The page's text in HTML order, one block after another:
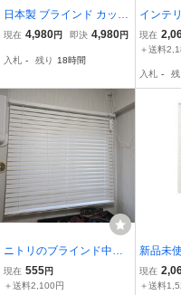
日本製 ブラインド カッタ
ー ハサミ スラットカッタ
インドカッター ブライン
現在 4,980円 即決 4,980円
入札 - 残り 18時間
インテ
【新品
スポー
138cm
現在
＋送料
入札 - 残
ニトリのブラインド中古
です。 ブラインド
現在 555円
＋送料2,100円
新品未
ー イン
スポー
現在
＋送料